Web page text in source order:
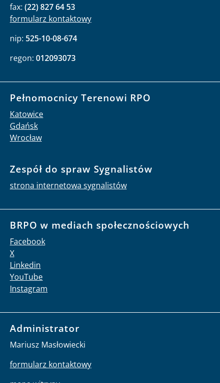
fax: (22) 827 64 53
formularz kontaktowy
nip: 525-10-08-674
regon: 012093073
Pełnomocnicy Terenowi RPO
Katowice
Gdańsk
Wrocław
Zespół do spraw Sygnalistów
strona internetowa sygnalistów
BRPO w mediach społecznościowych
Facebook
X
Linkedin
YouTube
Instagram
Administrator
Mariusz Masłowiecki
formularz kontaktowy